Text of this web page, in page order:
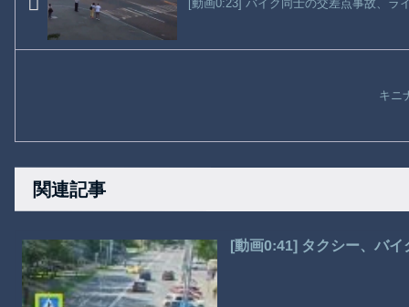
[動画0:23] バイク同士の交差点事故、ラ
キニ
関連記事
[動画0:41] タクシー、バ